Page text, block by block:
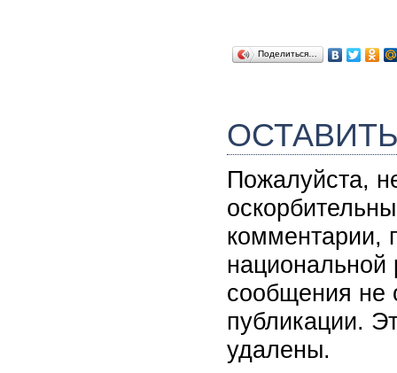
Поделиться…
Пожалуйста,
комментарии,
национальной
сообщения не
публикации.
удалены.